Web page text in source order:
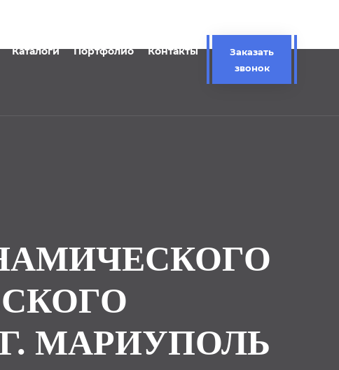
Каталоги Портфолио Контакты
Заказать
звонок
МАРИУПОЛЬ